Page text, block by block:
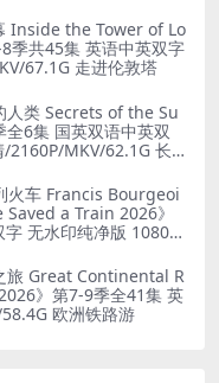
Inside the Tower of Lo
季共45集 英语中英双字
67.1G 走进伦敦塔
人类 Secrets of the Su
6集 国英双语中英双
2160P/MKV/62.1G 长
火车 Francis Bourgeoi
a Train 2026》
无水印纯净版 1080P/
旅 Great Continental R
》第7-9季全41集 英
欧洲铁路游